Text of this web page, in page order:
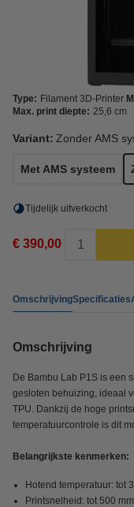
Type: Filament 3D-Printer
Max. print diepte: 25,6 cm
Variant: Zonder AMS
Met AMS systeem
Tijdelijk uitverkocht
€ 390,00
OmschrijvingSpecificaties
Omschrijving
De Bambu Lab P1S is een
gesloten behuizing, ideaal
TPU. Dankzij de hoge
temperatuurcontrole is dit
Belangrijkste kenmerken:
Hotend temperatuur: tot
Printsnelheid: tot 500